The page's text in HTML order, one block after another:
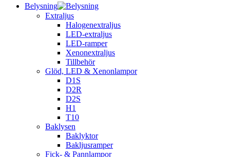
Belysning
Extraljus
Halogenextraljus
LED-extraljus
LED-ramper
Xenonextraljus
Tillbehör
Glöd, LED & Xenonlampor
D1S
D2R
D2S
H1
T10
Baklysen
Baklyktor
Bakljusramper
Fick- & Pannlampor